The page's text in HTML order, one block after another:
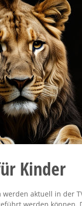
Kinder
werden aktuell in der